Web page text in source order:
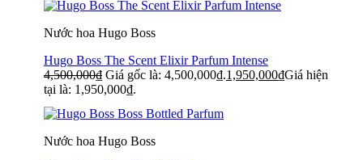
Nước hoa Hugo Boss
Hugo Boss The Scent Elixir Parfum Intense
4,500,000₫ Giá gốc là: 4,500,000₫.1,950,000₫Giá hiện
tại là: 1,950,000₫.
Nước hoa Hugo Boss